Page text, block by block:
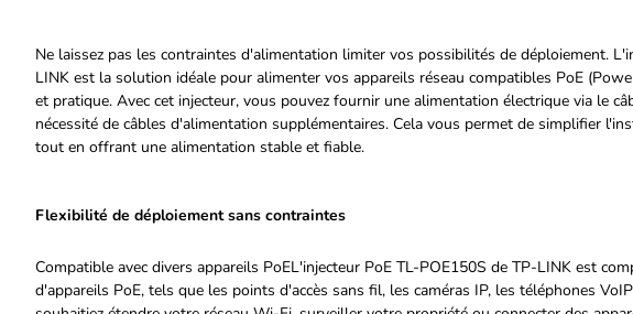
Ne laissez pas les contraintes d'alimentation limiter vos possibilités de déploiement.
LINK est la solution idéale pour alimenter vos appareils réseau compatibles PoE
et pratique. Avec cet injecteur, vous pouvez fournir une alimentation électrique via le
nécessité de câbles d'alimentation supplémentaires. Cela vous permet de simplifier
tout en offrant une alimentation stable et fiable.
Flexibilité de déploiement sans contraintes
Compatible avec divers appareils PoEL'injecteur PoE TL-POE150S de TP-LINK est
d'appareils PoE, tels que les points d'accès sans fil, les caméras IP, les téléphones